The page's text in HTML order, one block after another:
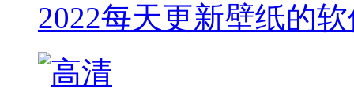
2022每天更新壁纸的